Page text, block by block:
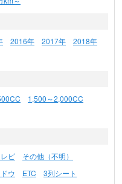
2016年 2017年
2018年
1,500～2,000CC
ビ
その他（不明）
ウ ETC
3列シート